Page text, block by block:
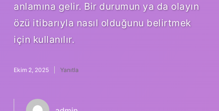
anlamına gelir. Bir durumun ya da olayın
özü itibarıyla nasıl olduğunu belirtmek
için kullanılır.
Ekim 2, 2025 Yanıtla